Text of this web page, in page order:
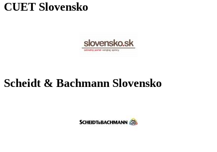
CUET Slovensko
Scheidt & Bachmann Slovensko